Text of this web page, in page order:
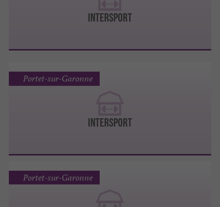
INTERSPORT
INTERSPORT
Portet-sur-Garonne
Portet-sur-Garonne